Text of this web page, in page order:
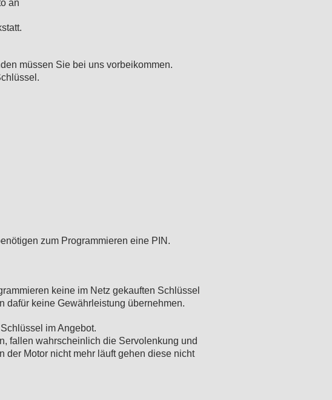
an
müssen Sie bei uns vorbeikommen.
zum Programmieren eine PIN.
keine im Netz gekauften Schlüssel
dafür keine Gewährleistung übernehmen.
im Angebot.
fallen wahrscheinlich die Servolenkung und
der Motor nicht mehr läuft gehen diese nicht